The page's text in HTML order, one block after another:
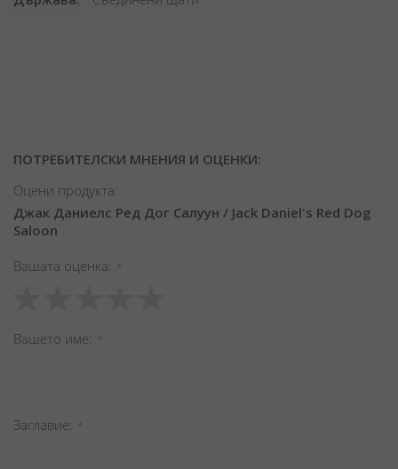
ПОТРЕБИТЕЛСКИ МНЕНИЯ И ОЦЕНКИ:
Оцени продукта:
Джак Даниелс Ред Дог Салуун / Jack Daniel's Red Dog
Saloon
Вашата оценка
star
stars
stars
stars
stars
Вашето име
Заглавиe